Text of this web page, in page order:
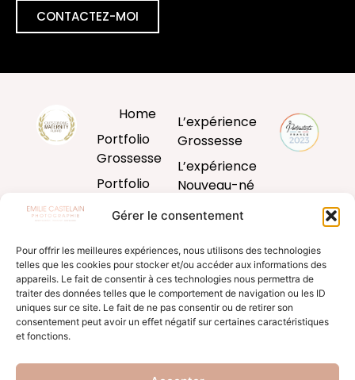
Gérer le consentement
Pour offrir les meilleures expériences, nous utilisons des technologies
telles que les cookies pour stocker et/ou accéder aux informations des
appareils. Le fait de consentir à ces technologies nous permettra de
traiter des données telles que le comportement de navigation ou les ID
uniques sur ce site. Le fait de ne pas consentir ou de retirer son
consentement peut avoir un effet négatif sur certaines caractéristiques
et fonctions.
CONTACTEZ-MOI
Home
Portfolio
Grossesse
Portfolio
Bébé
Portfolio
Famille
Blog
L’expérience
Grossesse
L’expérience
Nouveau-né
L’expérience
L’expérience
famille
Produits
d’art